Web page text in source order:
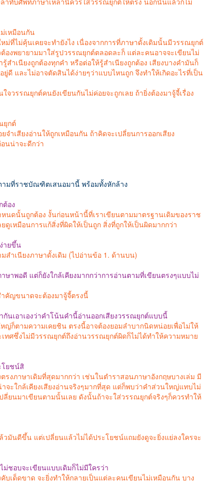
เหมือนกัน
ที่ไม่คุ้นเคยจะทำยังไง เนื่องจากการที่ภาษาดั้งเดิมนั้นมีวรรณยุกต์
งพยายามมาใส่รูปวรรณยุกต์ตลอดละก็ แต่ละคนอาจจะเขียนไม่
ำเนียงถูกต้องทุกคำ หรือต่อให้รู้สำเนียงถูกต้อง เสียงบางคำมันก็
ดี และไม่อาจตัดสินได้ง่ายๆว่าแบบไหนถูก จึงทำให้เกิดอะไรที่เป็น
วรรณยุกต์คนยังเขียนกันไม่ค่อยจะถูกเลย ถ้ายิ่งต้องมาจู้จี้เรื่อง
ยุกต์
ำเสียงอ่านให้ถูกเหมือนกัน ถ้าคิดจะเปลี่ยนการออกเสียง
นน่าจะดีกว่า
ามที่ราชบัณฑิตเสนอมานี้ พร้อมทั้งหักล้าง
ต้อง
นดนั้นถูกต้อง งั้นก่อนหน้านี้ที่เราเขียนตามมาตรฐานเดิมของราช
เหมือนการแก้สิ่งที่ผิดให้เป็นถูก สิ่งที่ถูกให้เป็นผิดมากกว่า
ายขึ้น
สำเนียงภาษาดั้งเดิม (ไปอ่านข้อ 1. ด้านบน)
ษาพอดี แต่ก็ยังใกล้เคียงมากกว่าการอ่านตามที่เขียนตรงๆแบบไม่
ำคัญขนาดจะต้องมาจู้จี้ตรงนี้
นเอาเองว่าคำโน้นคำนี้อ่านออกเสียงวรรณยุกต์แบบนี้
ญ่ก็ตามความเคยชิน ตรงนี้อาจต้องยอมลำบากนิดหน่อยเพื่อไม่ให้
ศซึ่งไม่มีวรรณยุกต์ถึงอ่านวรรณยุกต์ผิดก็ไม่ได้ทำให้ความหมาย
โยชน์สิ
รงภาษาเดิมที่สุดมากกว่า เช่นในตำราสอนภาษาอังกฤษบางเล่ม มี
จะใกล้เคียงเสียงอ่านจริงๆมากที่สุด แต่ก็พบว่าคำส่วนใหญ่แทบไม่
ยนมาเขียนตามนั้นเลย ดังนั้นถ้าจะใส่วรรณยุกต์จริงๆก็ควรทำให้
วมันดีขึ้น แต่เปลี่ยนแล้วไม่ได้ประโยชน์แถมยังดูจะยิ่งแย่ลงใครจะ
ชอบจะเขียนแบบเดิมก็ไม่มีใครว่า
บเด็ดขาด จะยิ่งทำให้กลายเป็นแต่ละคนเขียนไม่เหมือนกัน บาง